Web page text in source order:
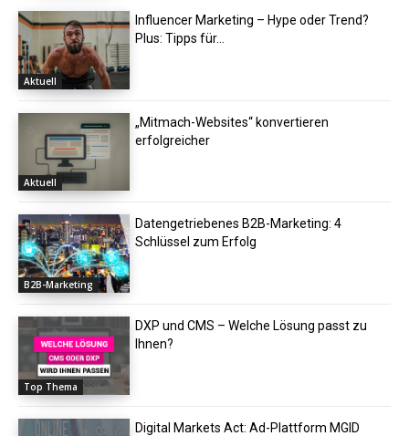
Aktuell
Influencer Marketing – Hype oder Trend?
Plus: Tipps für...
Aktuell
„Mitmach-Websites“ konvertieren
erfolgreicher
B2B-Marketing
Datengetriebenes B2B-Marketing: 4
Schlüssel zum Erfolg
Top Thema
DXP und CMS – Welche Lösung passt zu
Ihnen?
Digital Markets Act: Ad-Plattform MGID